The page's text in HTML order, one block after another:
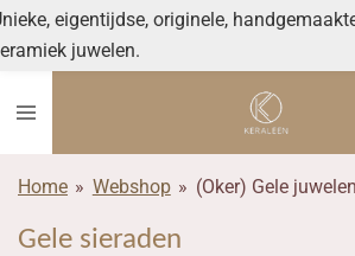
Ga
direct
de
porselein /
Home » Webshop » (Oker) Gele juwelen
Gele sieraden